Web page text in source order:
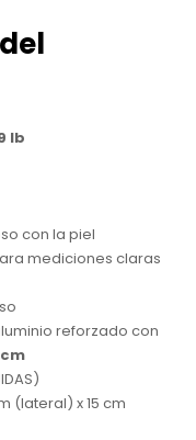
lb
con la piel
mediciones claras
reforzado con
(lateral) x 15 cm